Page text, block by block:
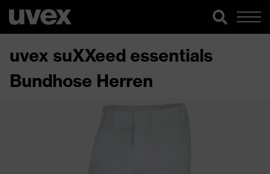
uvex suXXeed essentials
Bundhose Herren